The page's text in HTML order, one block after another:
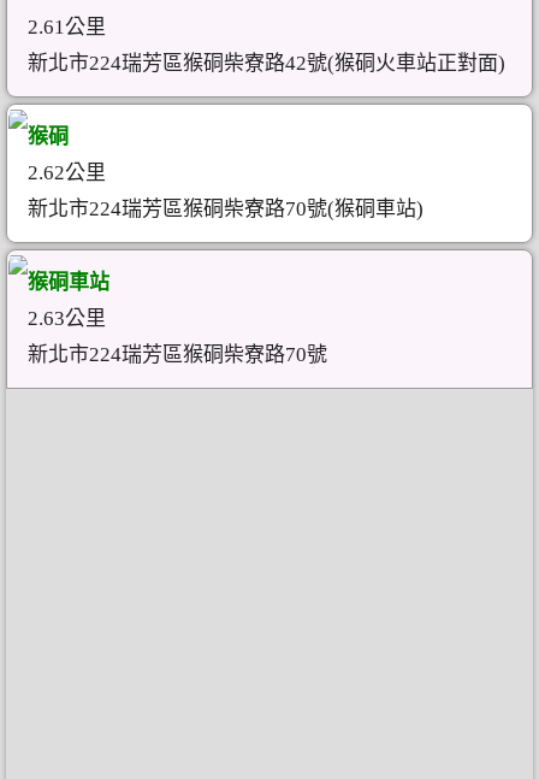
2.61公里
新北市224瑞芳區猴硐柴寮路42號(猴硐火車站正對面)
猴硐
2.62公里
新北市224瑞芳區猴硐柴寮路70號(猴硐車站)
猴硐車站
2.63公里
新北市224瑞芳區猴硐柴寮路70號